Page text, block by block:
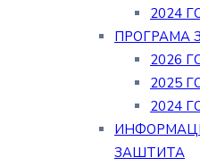
2024
ПРОГРАМА
2026
2025
2024
ЗАШТИТА